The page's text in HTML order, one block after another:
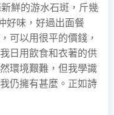
鮮的游水石斑，斤幾
好味，好過出面餐
可以用很平的價錢，
日用飲食和衣著的供
環境艱難，但我學識
仍擁有甚麼。正如詩